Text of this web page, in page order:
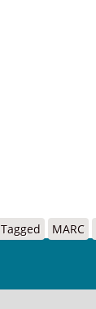
Tagged MARC